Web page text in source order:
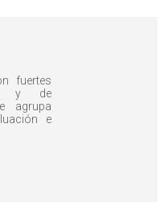
fuertes
y de
agrupa
e